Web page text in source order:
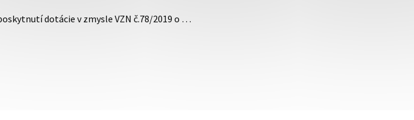
dotácie v zmysle VZN č.78/2019 o …